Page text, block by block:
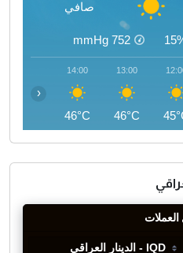
صافي
752
mmHg
13:00
46°C
14:00
46°C
‹